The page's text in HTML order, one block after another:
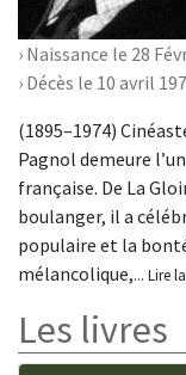
› Naissance le 28
› Décès le 10 avril
(1895–1974)
Pagnol demeure
française. De La
boulanger, il a
populaire et la
mélancolique,... Lire
Les livres